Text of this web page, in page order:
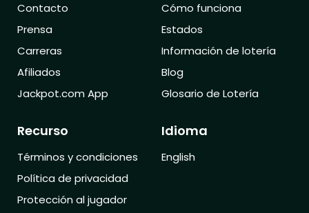
Contacto
Prensa
Carreras
Afiliados
Jackpot.com App
Cómo funciona
Estados
Información de lotería
Blog
Glosario de Lotería
Recurso
Términos y condiciones
Política de privacidad
Protección al jugador
Idioma
English